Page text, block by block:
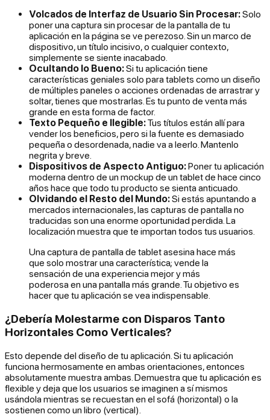
Volcados de Interfaz de Usuario Sin Procesar:Solo
poner una captura sin procesar de la pantalla de tu
aplicación en la página se ve perezoso. Sin un marco de
dispositivo, un título incisivo, o cualquier contexto,
simplemente se siente inacabado.
Ocultando lo Bueno:Si tu aplicación tiene
características geniales solo para tablets como un diseño
de múltiples paneles o acciones ordenadas de arrastrar y
soltar,tienes que mostrarlas. Es tu punto de venta más
grande en esta forma de factor.
Texto Pequeño e Ilegible:Tus títulos están allí para
vender los beneficios, pero si la fuente es demasiado
pequeña o desordenada, nadie va a leerlo. Mantenlo
negrita y breve.
Dispositivos de Aspecto Antiguo:Poner tu aplicación
moderna dentro de un mockup de un tablet de hace cinco
años hace que todo tu producto se sienta anticuado.
Olvidando el Resto del Mundo:Si estás apuntando a
mercados internacionales, las capturas de pantalla no
traducidas son una enorme oportunidad perdida. La
localización muestra que te importan todos tus usuarios.
Una captura de pantalla de tablet asesina hace más
que solo mostrar una característica; vende la
sensación de una experiencia mejor y más
poderosa en una pantalla más grande. Tu objetivo es
hacer que tu aplicación se vea indispensable.
¿Debería Molestarme con Disparos Tanto
Horizontales Como Verticales?
Esto depende del diseño de tu aplicación. Si tu aplicación
funciona hermosamente en ambas orientaciones, entonces
absolutamente muestra ambas. Demuestra que tu aplicación es
flexible y deja que los usuarios se imaginen a sí mismos
usándola mientras se recuestan en el sofá (horizontal) o la
sostienen como un libro (vertical).